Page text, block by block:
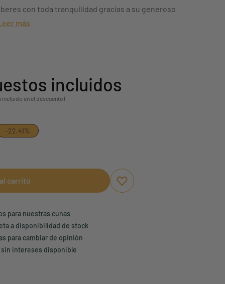
con toda tranquilidad gracias a su generoso
más
incluidos
incluido en el descuento)
-22,41%
carrito
Aggiungi ai preferiti
borrar favoritos
para nuestras cunas
a disponibilidad de stock
para cambiar de opinión
sin intereses disponible